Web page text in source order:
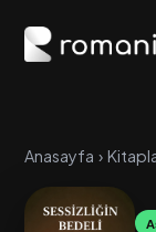
Anasayfa ›